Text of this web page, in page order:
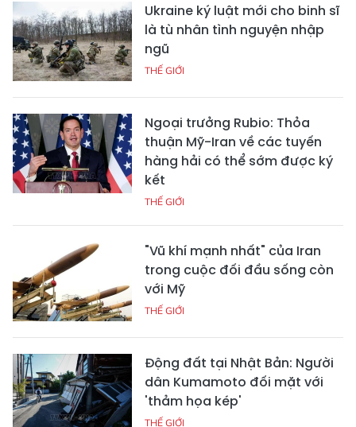
Ukraine ký luật mới cho binh sĩ
là tù nhân tình nguyện nhập
ngũ
THẾ GIỚI
Ngoại trưởng Rubio: Thỏa
thuận Mỹ-Iran về các tuyến
hàng hải có thể sớm được ký
kết
THẾ GIỚI
"Vũ khí mạnh nhất" của Iran
trong cuộc đối đầu sống còn
với Mỹ
THẾ GIỚI
Động đất tại Nhật Bản: Người
dân Kumamoto đối mặt với
'thảm họa kép'
THẾ GIỚI